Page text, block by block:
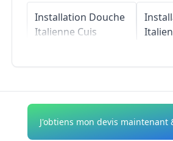
Installation Douche
Italienne Cuis
Installation Douche
Italienne Monthelon
J'obtiens mon devis